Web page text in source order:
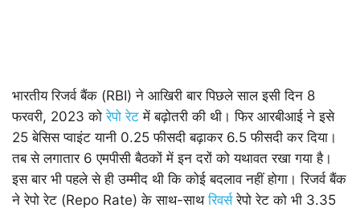
भारतीय रिजर्व बैंक (RBI) ने आखिरी बार पिछले साल इसी दिन 8
फरवरी, 2023 कोरेपो रेट में बढ़ोतरी की थी। फिर आरबीआई ने इसे
25 बेसिस प्वाइंट यानी 0.25 फीसदी बढ़ाकर 6.5 फीसदी कर दिया।
तब से लगातार 6 एमपीसी बैठकों में इन दरों को यथावत रखा गया है।
इस बार भी पहले से ही उम्मीद थी कि कोई बदलाव नहीं होगा। रिजर्व बैंक
ने रेपो रेट (Repo Rate) के साथ-साथरिवर्सरेपो रेट को भी 3.35